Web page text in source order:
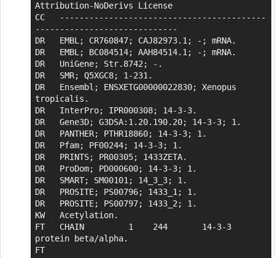
Attribution-NoDerivs License
CC   ------------------------------------------
-----------------------------
DR   EMBL; CR760847; CAJ82973.1; -; mRNA.
DR   EMBL; BC084514; AAH84514.1; -; mRNA.
DR   UniGene; Str.8742; -.
DR   SMR; Q5XGC8; 1-231.
DR   Ensembl; ENSXETG00000022830; Xenopus
tropicalis.
DR   InterPro; IPR000308; 14-3-3.
DR   Gene3D; G3DSA:1.20.190.20; 14-3-3; 1.
DR   PANTHER; PTHR18860; 14-3-3; 1.
DR   Pfam; PF00244; 14-3-3; 1.
DR   PRINTS; PR00305; 1433ZETA.
DR   ProDom; PD000600; 14-3-3; 1.
DR   SMART; SM00101; 14_3_3; 1.
DR   PROSITE; PS00796; 1433_1; 1.
DR   PROSITE; PS00797; 1433_2; 1.
KW   Acetylation.
FT   CHAIN         1    244       14-3-3
protein beta/alpha.
FT